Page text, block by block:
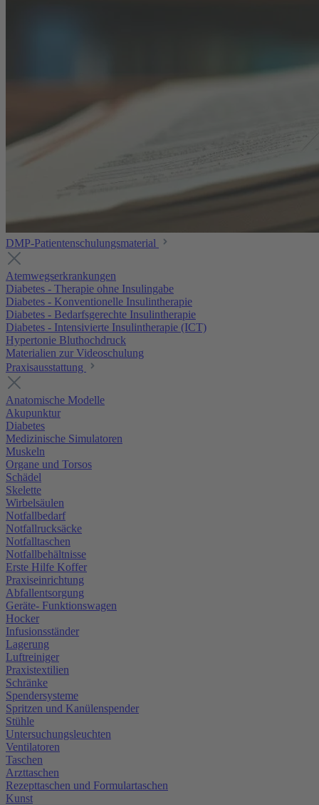
DMP-Patientenschulungsmaterial
Atemwegserkrankungen
Diabetes - Therapie ohne Insulingabe
Diabetes - Konventionelle Insulintherapie
Diabetes - Bedarfsgerechte Insulintherapie
Diabetes - Intensivierte Insulintherapie (ICT)
Hypertonie Bluthochdruck
Materialien zur Videoschulung
Praxisausstattung
Anatomische Modelle
Akupunktur
Diabetes
Medizinische Simulatoren
Muskeln
Organe und Torsos
Schädel
Skelette
Wirbelsäulen
Notfallbedarf
Notfallrucksäcke
Notfalltaschen
Notfallbehältnisse
Erste Hilfe Koffer
Praxiseinrichtung
Abfallentsorgung
Geräte- Funktionswagen
Hocker
Infusionsständer
Lagerung
Luftreiniger
Praxistextilien
Schränke
Spendersysteme
Spritzen und Kanülenspender
Stühle
Untersuchungsleuchten
Ventilatoren
Taschen
Arzttaschen
Rezepttaschen und Formulartaschen
Kunst